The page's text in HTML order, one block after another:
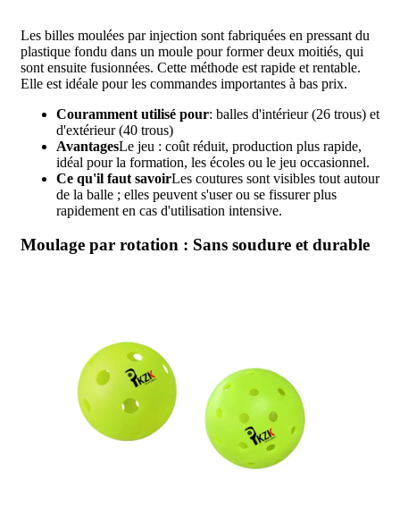
Les billes moulées par injection sont fabriquées en pressant du
plastique fondu dans un moule pour former deux moitiés, qui
sont ensuite fusionnées. Cette méthode est rapide et rentable.
Elle est idéale pour les commandes importantes à bas prix.
Couramment utilisé pour: balles d'intérieur (26 trous) et
d'extérieur (40 trous)
AvantagesLe jeu : coût réduit, production plus rapide,
idéal pour la formation, les écoles ou le jeu occasionnel.
Ce qu'il faut savoirLes coutures sont visibles tout autour
de la balle ; elles peuvent s'user ou se fissurer plus
rapidement en cas d'utilisation intensive.
Moulage par rotation : Sans soudure et durable